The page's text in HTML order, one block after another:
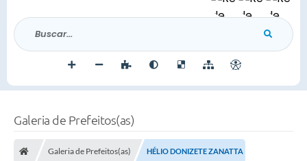
Buscar...
Galeria de Prefeitos(as)
Galeria de Prefeitos(as) HÉLIO DONIZETE ZANATTA